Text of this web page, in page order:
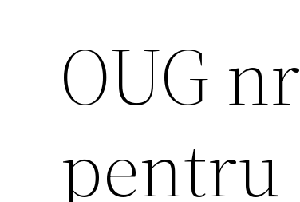
OUG
pentru